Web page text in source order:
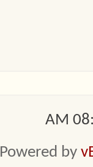
Powered by